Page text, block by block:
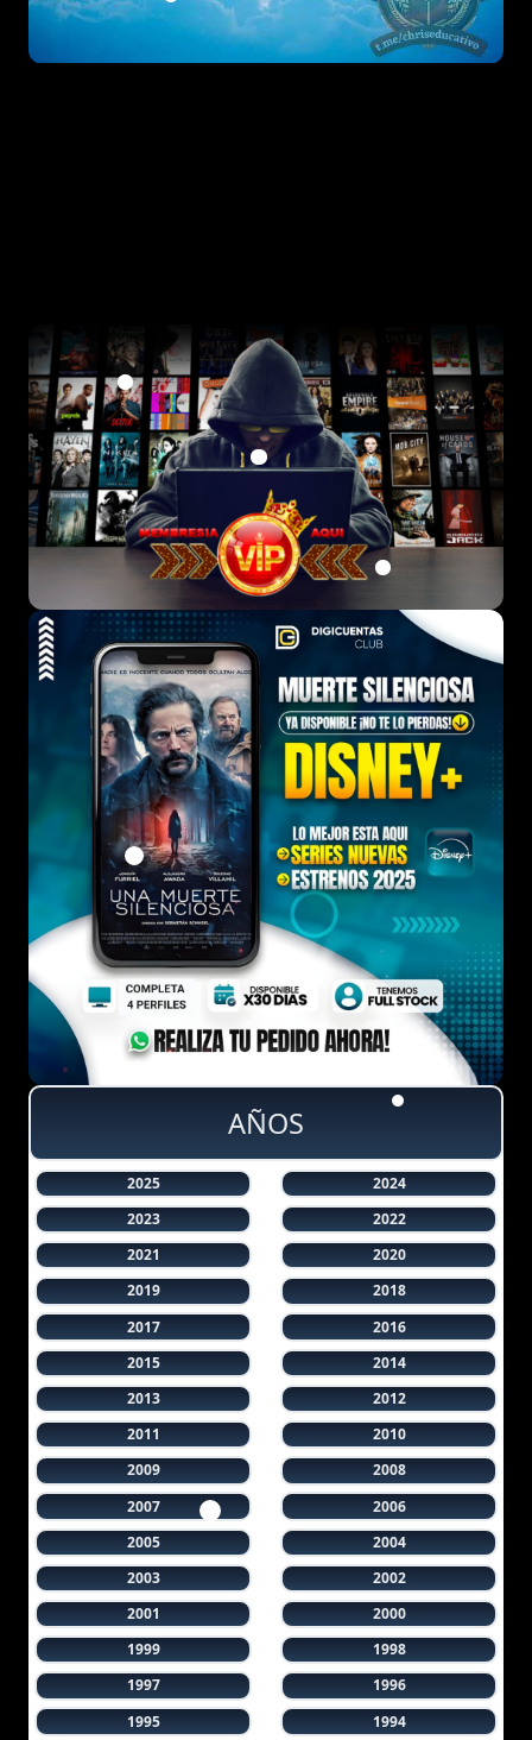
AÑOS
2025
2024
2023
2022
2021
2020
2019
2018
2017
2016
2015
2014
2013
2012
2011
2010
2009
2008
2007
2006
2005
2004
2003
2002
2001
2000
1999
1998
1997
1996
1995
1994